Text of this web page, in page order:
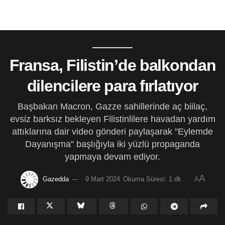
Fransa, Filistin’de balkondan
dilencilere para fırlatıyor
Başbakan Macron, Gazze sahillerinde aç biilaç,
evsiz barksız bekleyen Filistinlilere havadan yardım
attıklarına dair video gönderi paylaşarak "Eylemde
Dayanışma" başlığıyla iki yüzlü propaganda
yapmaya devam ediyor.
Gazedda 9 Mart 2024 Okuma Süresi: 1 dk AA